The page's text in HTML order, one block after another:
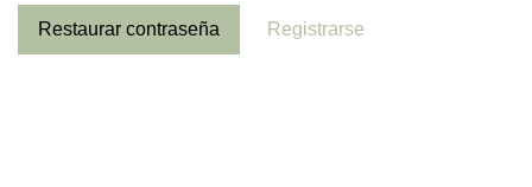
Restaurar contraseña Registrarse